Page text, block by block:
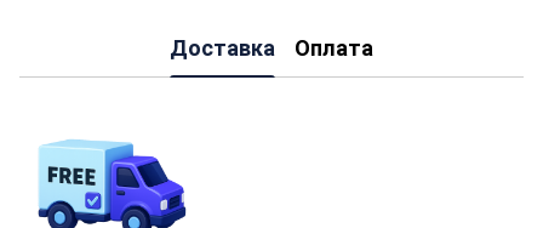
Доставка Оплата